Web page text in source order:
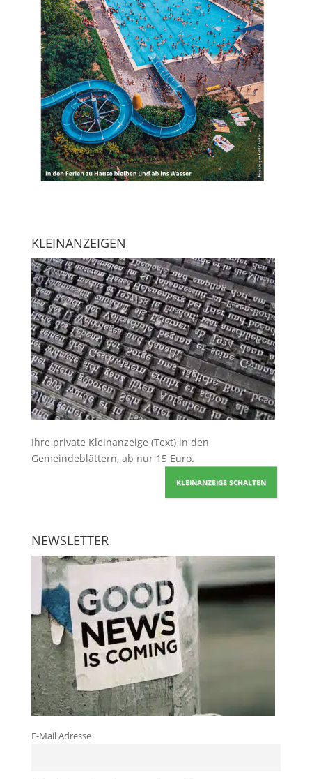
KLEINANZEIGEN
Ihre private Kleinanzeige (Text) in den
Gemeindeblättern, ab nur 15 Euro.
KLEINANZEIGE SCHALTEN
NEWSLETTER
E-Mail Adresse